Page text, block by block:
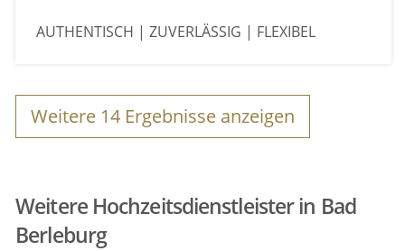
AUTHENTISCH | ZUVERLÄSSIG | FLEXIBEL
Weitere 14 Ergebnisse anzeigen
Weitere Hochzeitsdienstleister in Bad
Berleburg